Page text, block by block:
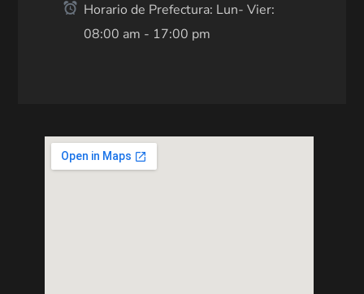
Horario de Prefectura: Lun- Vier:
08:00 am - 17:00 pm